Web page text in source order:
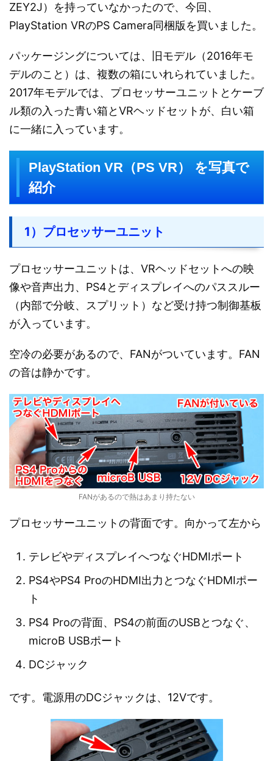
ZEY2J）を持っていなかったので、今回、
PlayStation VRのPS Camera同梱版を買いました。
パッケージングについては、旧モデル（2016年モ
デルのこと）は、複数の箱にいれられていました。
2017年モデルでは、プロセッサーユニットとケーブ
ル類の入った青い箱とVRヘッドセットが、白い箱
に一緒に入っています。
PlayStation VR（PS VR） を写真で
紹介
1）プロセッサーユニット
プロセッサーユニットは、VRヘッドセットへの映
像や音声出力、PS4とディスプレイへのパススルー
（内部で分岐、スプリット）など受け持つ制御基板
が入っています。
空冷の必要があるので、FANがついています。FAN
の音は静かです。
FANがあるので熱はあまり持たない
プロセッサーユニットの背面です。向かって左から
テレビやディスプレイへつなぐHDMIポート
PS4やPS4 ProのHDMI出力とつなぐHDMIポー
ト
PS4 Proの背面、PS4の前面のUSBとつなぐ、
microB USBポート
DCジャック
です。電源用のDCジャックは、12Vです。